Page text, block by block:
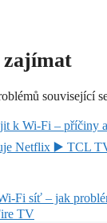
zajímat
související
k Wi-Fi – příčiny
Netflix ▶️ TCL
Fi síť – jak
TV